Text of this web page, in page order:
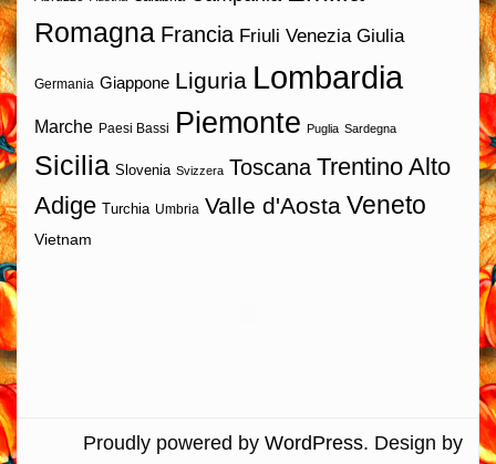
Romagna Francia Friuli Venezia Giulia
Germania Giappone Liguria Lombardia
Marche Paesi Bassi Piemonte Puglia Sardegna
Sicilia Slovenia Svizzera Toscana Trentino Alto
Adige Turchia Umbria Valle d'Aosta Veneto
Vietnam
Proudly powered by WordPress. Design by